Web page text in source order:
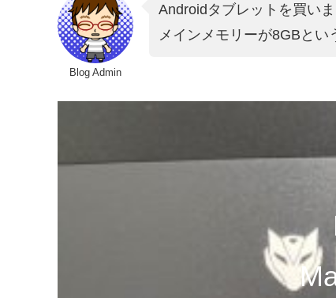
Blog Admin
Androidタブレットを買いま
メインメモリーが8GBとい